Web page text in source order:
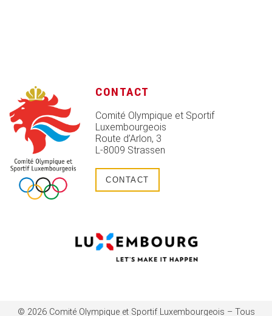
CONTACT
Comité Olympique et Sportif
Luxembourgeois
Route d’Arlon, 3
L-8009 Strassen
CONTACT
© 2026 Comité Olympique et Sportif Luxembourgeois – Tous